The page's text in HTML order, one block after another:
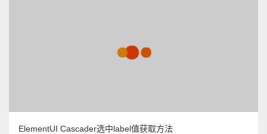
ElementUI Cascader选中label值获取方法